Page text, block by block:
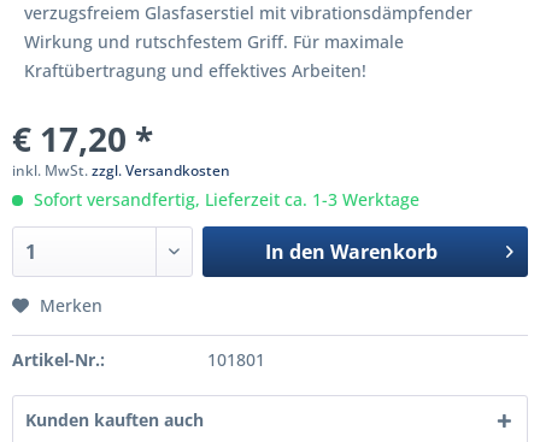
verzugsfreiem Glasfaserstiel mit vibrationsdämpfender
Wirkung und rutschfestem Griff. Für maximale
Kraftübertragung und effektives Arbeiten!
€ 17,20 *
inkl. MwSt.zzgl. Versandkosten
Sofort versandfertig, Lieferzeit ca. 1-3 Werktage
In den Warenkorb
Merken
Artikel-Nr.: 101801
Kunden kauften auch